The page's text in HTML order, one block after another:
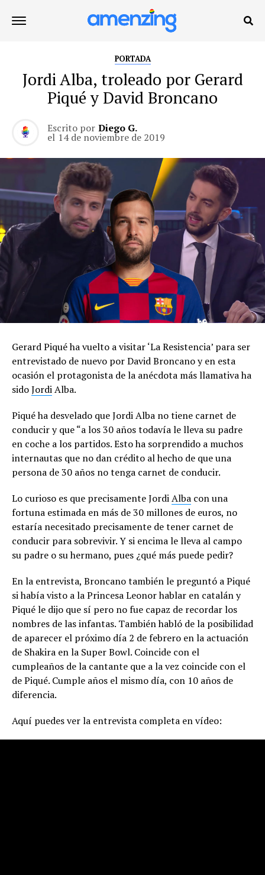
PORTADA
Jordi Alba, troleado por Gerard
Piqué y David Broncano
Escrito por Diego G.
el 14 de noviembre de 2019
Gerard Piqué ha vuelto a visitar ‘La Resistencia’ para ser
entrevistado de nuevo por David Broncano y en esta
ocasión el protagonista de la anécdota más llamativa ha
sidoJordiAlba.
Piqué ha desvelado que Jordi Alba no tiene carnet de
conducir y que “a los 30 años todavía le lleva su padre
en coche a los partidos. Esto ha sorprendido a muchos
internautas que no dan crédito al hecho de que una
persona de 30 años no tenga carnet de conducir.
Lo curioso es que precisamente JordiAlba con una
fortuna estimada en más de 30 millones de euros, no
estaría necesitado precisamente de tener carnet de
conducir para sobrevivir. Y si encima le lleva al campo
su padre o su hermano, pues ¿qué más puede pedir?
En la entrevista, Broncano también le preguntó a Piqué
si había visto a la Princesa Leonor hablar en catalán y
Piqué le dijo que sí pero no fue capaz de recordar los
nombres de las infantas. También habló de la posibilidad
de aparecer el próximo día 2 de febrero en la actuación
de Shakira en la Super Bowl. Coincide con el
cumpleaños de la cantante que a la vez coincide con el
de Piqué. Cumple años el mismo día, con 10 años de
diferencia.
Aquí puedes ver la entrevista completa en vídeo: